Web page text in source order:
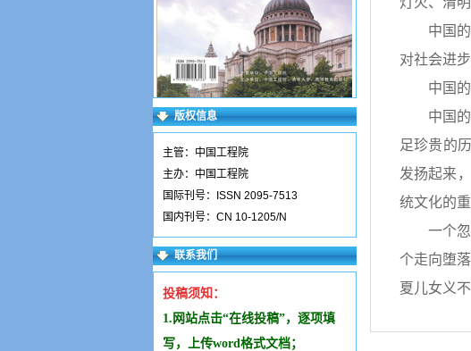
版权信息
主管：中国工程院
主办：中国工程院
国际刊号：ISSN 2095-7513
国内刊号：CN 10-1205/N
联系我们
投稿须知：
1.网站点击“在线投稿”，逐项填
写，上传word格式文档；
中国
对社会进
中国
中国
足珍贵的
发扬起来
统文化的
一个
个走向堕
夏儿女义